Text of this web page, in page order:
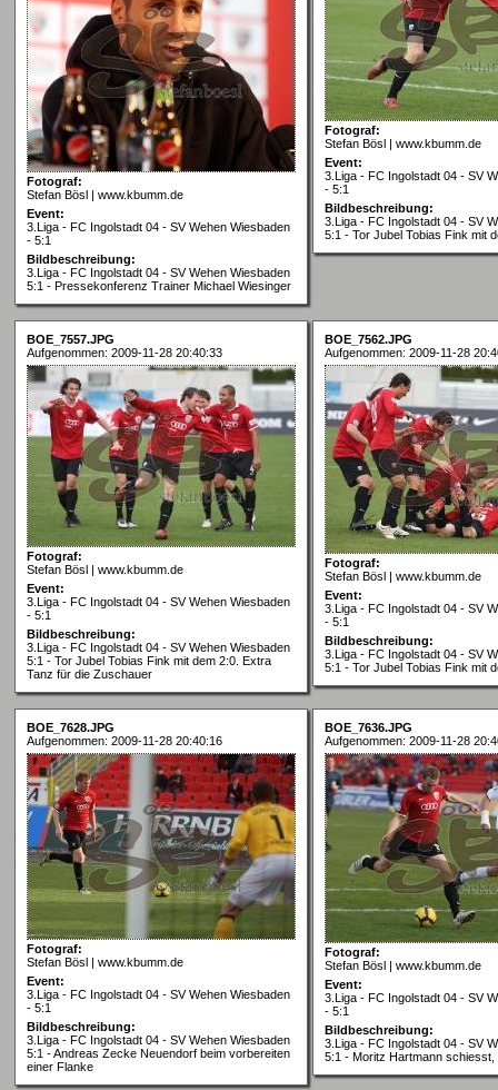
Fotograf:
Stefan Bösl | www.kbumm.de
Event:
3.Liga - FC Ingolstadt 04 - SV Wehen Wiesbaden
- 5:1
Bildbeschreibung:
3.Liga - FC Ingolstadt 04 - SV Wehen Wiesbaden
5:1 - Pressekonferenz Trainer Michael Wiesinger
Fotograf:
Stefan Bösl | www.kbumm.de
Event:
3.Liga - FC Ingolstadt 04 - SV
- 5:1
Bildbeschreibung:
3.Liga - FC Ingolstadt 04 - SV
5:1 - Tor Jubel Tobias Fink mit
BOE_7557.JPG
Aufgenommen: 2009-11-28 20:40:33
Fotograf:
Stefan Bösl | www.kbumm.de
Event:
3.Liga - FC Ingolstadt 04 - SV Wehen Wiesbaden
- 5:1
Bildbeschreibung:
3.Liga - FC Ingolstadt 04 - SV Wehen Wiesbaden
5:1 - Tor Jubel Tobias Fink mit dem 2:0. Extra
Tanz für die Zuschauer
BOE_7562.JPG
Aufgenommen: 2009-11-28
Fotograf:
Stefan Bösl | www.kbumm.de
Event:
3.Liga - FC Ingolstadt 04 - SV
- 5:1
Bildbeschreibung:
3.Liga - FC Ingolstadt 04 - SV
5:1 - Tor Jubel Tobias Fink mit
BOE_7628.JPG
Aufgenommen: 2009-11-28 20:40:16
Fotograf:
Stefan Bösl | www.kbumm.de
Event:
3.Liga - FC Ingolstadt 04 - SV Wehen Wiesbaden
- 5:1
Bildbeschreibung:
3.Liga - FC Ingolstadt 04 - SV Wehen Wiesbaden
5:1 - Andreas Zecke Neuendorf beim vorbereiten
einer Flanke
BOE_7636.JPG
Aufgenommen: 2009-11-28
Fotograf:
Stefan Bösl | www.kbumm.de
Event:
3.Liga - FC Ingolstadt 04 - SV
- 5:1
Bildbeschreibung:
3.Liga - FC Ingolstadt 04 - SV
5:1 - Moritz Hartmann schiesst,